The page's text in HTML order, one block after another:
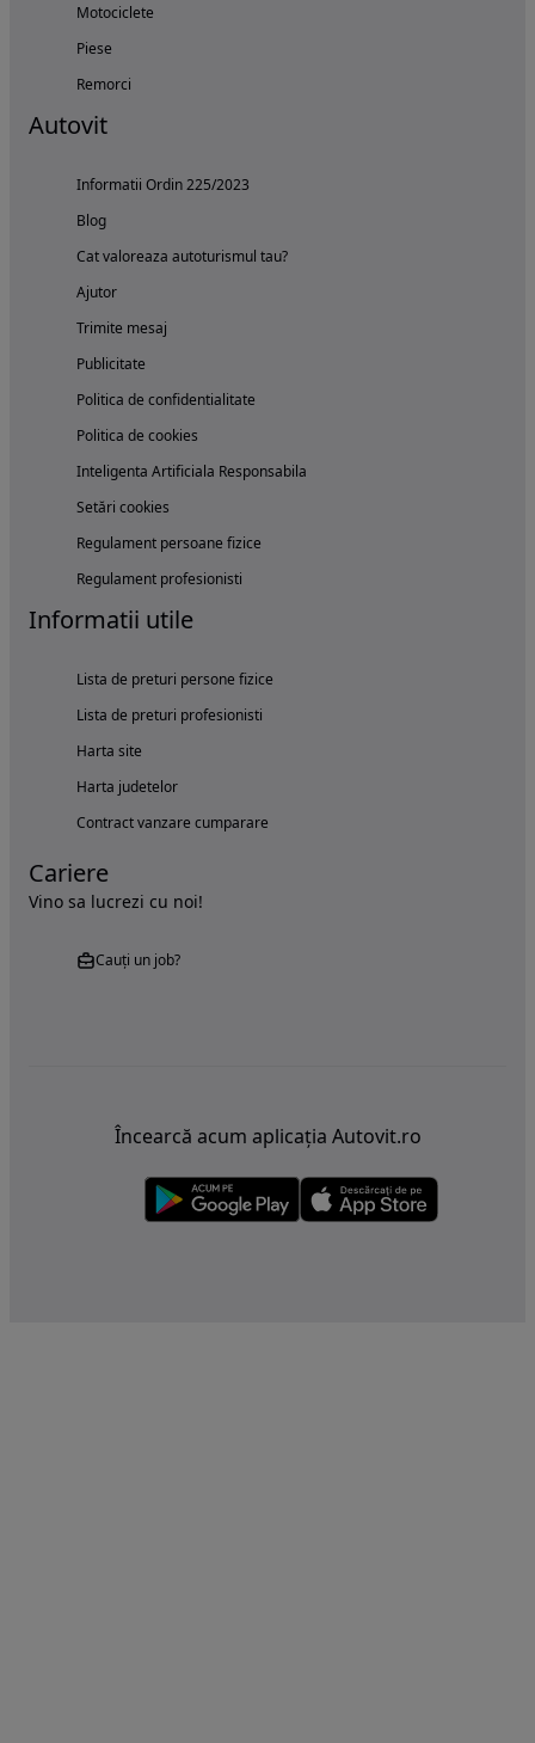
Motociclete
Piese
Remorci
Autovit
Informatii Ordin 225/2023
Blog
Cat valoreaza autoturismul tau?
Ajutor
Trimite mesaj
Publicitate
Politica de confidentialitate
Politica de cookies
Inteligenta Artificiala Responsabila
Setări cookies
Regulament persoane fizice
Regulament profesionisti
Informatii utile
Lista de preturi persone fizice
Lista de preturi profesionisti
Harta site
Harta judetelor
Contract vanzare cumparare
Cariere
Vino sa lucrezi cu noi!
Cauți un job?
Încearcă acum aplicația Autovit.ro